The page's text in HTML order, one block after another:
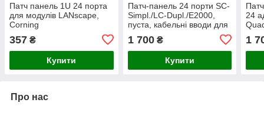
Патч панель 1U 24 порта
для модулів LANscape,
Corning
357 ₴
Купити
Патч-панель 24 порти SC-
Simpl./LC-Dupl./E2000,
пуста, кабельні вводи для
1 700₴
Купити
24
1
Про нас